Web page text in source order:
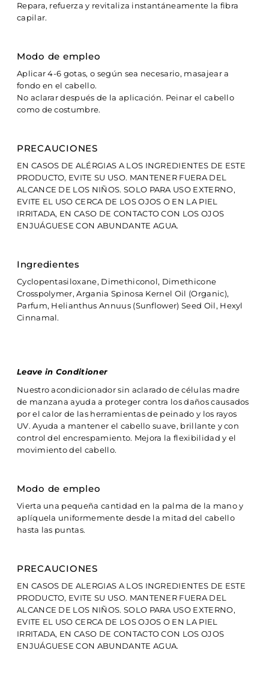
Repara, refuerza y revitaliza instantáneamente la fibra
capilar.
Modo de empleo
Aplicar 4-6 gotas, o según sea necesario, masajear a
fondo en el cabello.
No aclarar después de la aplicación. Peinar el cabello
como de costumbre.
PRECAUCIONES
EN CASOS DE ALÉRGIAS A LOS INGREDIENTES DE ESTE
PRODUCTO, EVITE SU USO. MANTENER FUERA DEL
ALCANCE DE LOS NIÑOS. SOLO PARA USO EXTERNO,
EVITE EL USO CERCA DE LOS OJOS O EN LA PIEL
IRRITADA, EN CASO DE CONTACTO CON LOS OJOS
ENJUÁGUESE CON ABUNDANTE AGUA.
Ingredientes
Cyclopentasiloxane, Dimethiconol, Dimethicone
Crosspolymer, Argania Spinosa Kernel Oil (Organic),
Parfum, Helianthus Annuus (Sunflower) Seed Oil, Hexyl
Cinnamal.
Leave in Conditioner
Nuestro acondicionador sin aclarado de células madre
de manzana ayuda a proteger contra los daños causados
por el calor de las herramientas de peinado y los rayos
UV. Ayuda a mantener el cabello suave, brillante y con
control del encrespamiento. Mejora la flexibilidad y el
movimiento del cabello.
Modo de empleo
Vierta una pequeña cantidad en la palma de la mano y
aplíquela uniformemente desde la mitad del cabello
hasta las puntas.
PRECAUCIONES
EN CASOS DE ALERGIAS A LOS INGREDIENTES DE ESTE
PRODUCTO, EVITE SU USO. MANTENER FUERA DEL
ALCANCE DE LOS NIÑOS. SOLO PARA USO EXTERNO,
EVITE EL USO CERCA DE LOS OJOS O EN LA PIEL
IRRITADA, EN CASO DE CONTACTO CON LOS OJOS
ENJUÁGUESE CON ABUNDANTE AGUA.